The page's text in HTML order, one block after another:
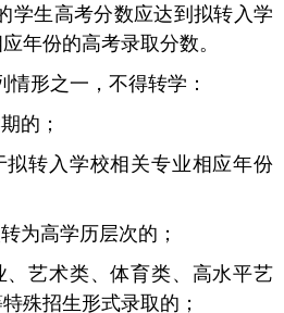
学生高考分数应达到拟转入学
年份的高考录取分数。
情形之一，不得转学：
的；
拟转入学校相关专业相应年份
为高学历层次的；
、艺术类、体育类、高水平艺
殊招生形式录取的；